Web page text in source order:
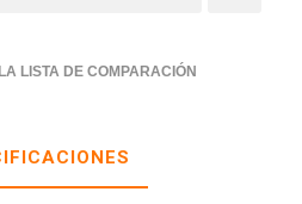
LISTA DE COMPARACIÓN